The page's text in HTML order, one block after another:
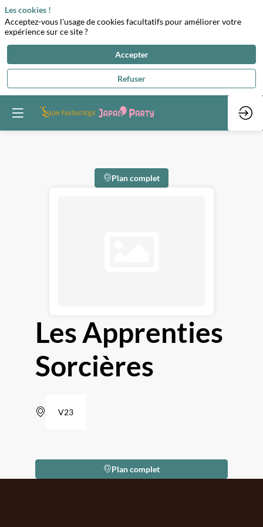
Plan complet
Les Apprenties
Sorcières
V23
Plan complet
Les cookies !
Acceptez-vous l'usage de cookies facultatifs pour améliorer votre
expérience sur ce site ?
Accepter
Refuser